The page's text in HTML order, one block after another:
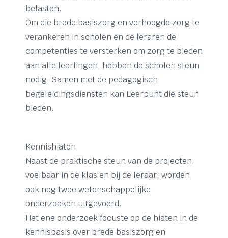
belasten.
Om die brede basiszorg en verhoogde zorg te
verankeren in scholen en de leraren de
competenties te versterken om zorg te bieden
aan alle leerlingen, hebben de scholen steun
nodig. Samen met de pedagogisch
begeleidingsdiensten kan Leerpunt die steun
bieden.
Kennishiaten
Naast de praktische steun van de projecten,
voelbaar in de klas en bij de leraar, worden
ook nog twee wetenschappelijke
onderzoeken uitgevoerd.
Het ene onderzoek focuste op de hiaten in de
kennisbasis over brede basiszorg en